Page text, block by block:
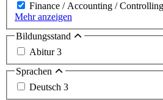
Finance / Accounting / Controlling
Mehr anzeigen
Bildungsstand
Abitur3
Sprachen
Deutsch 3